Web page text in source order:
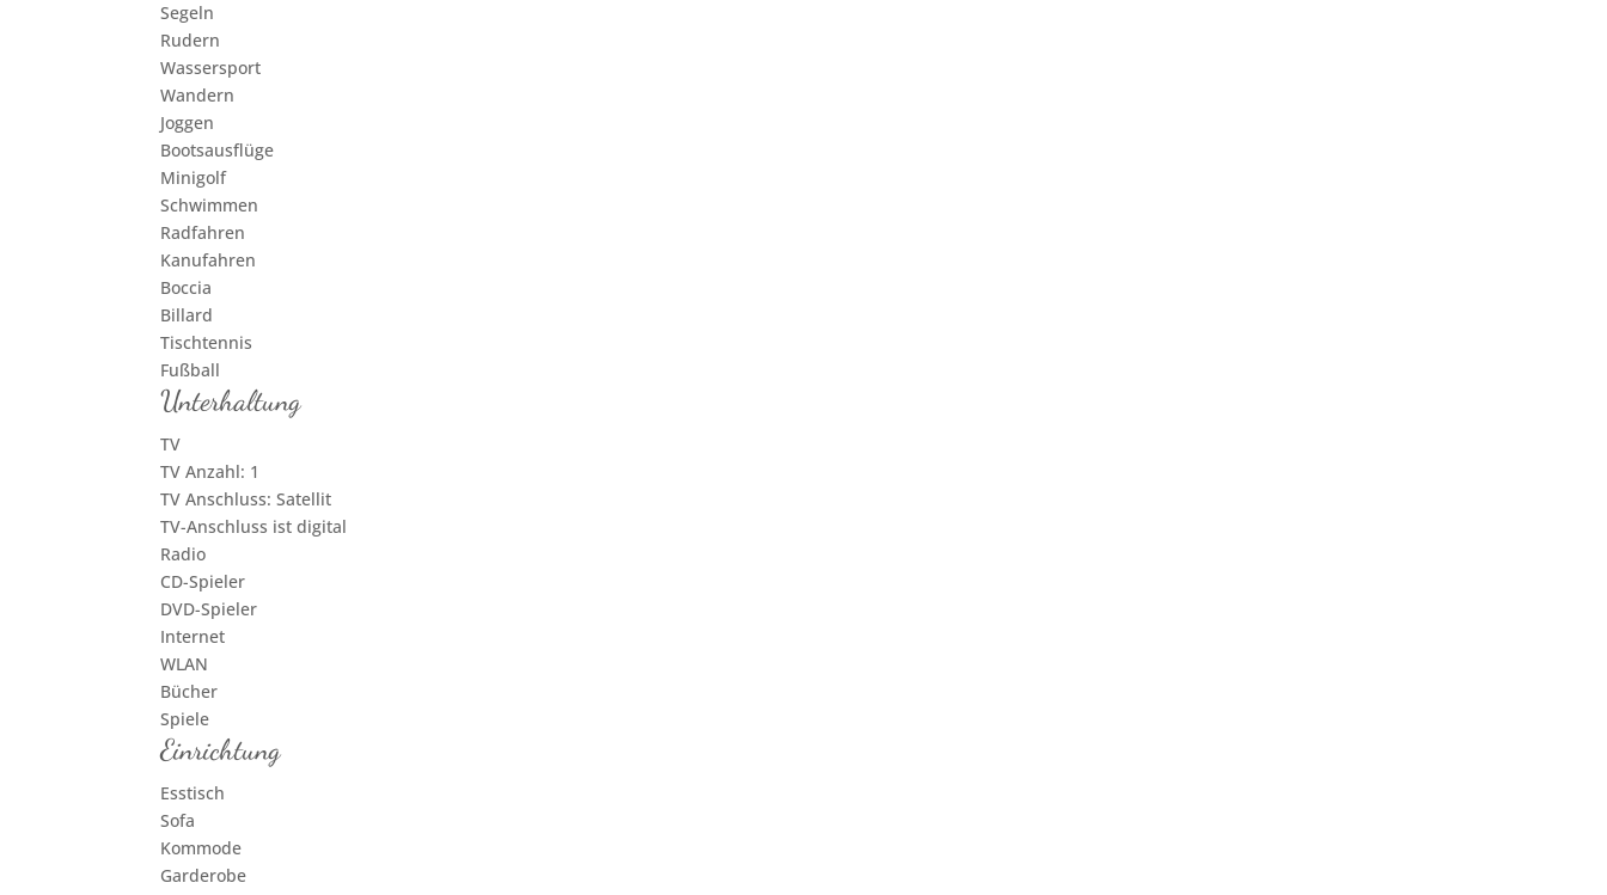
Segeln
Rudern
Wassersport
Wandern
Joggen
Bootsausflüge
Minigolf
Schwimmen
Radfahren
Kanufahren
Boccia
Billard
Tischtennis
Fußball
Unterhaltung
TV
TV Anzahl: 1
TV Anschluss: Satellit
TV-Anschluss ist digital
Radio
CD-Spieler
DVD-Spieler
Internet
WLAN
Bücher
Spiele
Einrichtung
Esstisch
Sofa
Kommode
Garderobe